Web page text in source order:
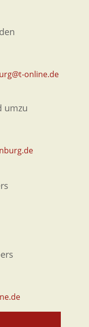
online.de
umzu